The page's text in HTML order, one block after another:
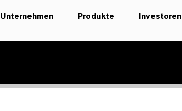
Unternehmen Produkte Investoren